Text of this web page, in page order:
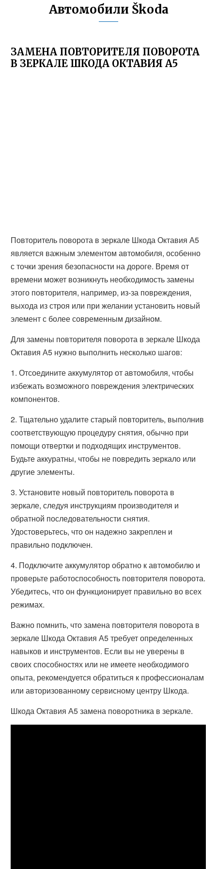
Автомобили Škoda
ЗАМЕНА ПОВТОРИТЕЛЯ ПОВОРОТА
В ЗЕРКАЛЕ ШКОДА ОКТАВИЯ А5
Повторитель поворота в зеркале Шкода Октавия А5
является важным элементом автомобиля, особенно
с точки зрения безопасности на дороге. Время от
времени может возникнуть необходимость замены
этого повторителя, например, из-за повреждения,
выхода из строя или при желании установить новый
элемент с более современным дизайном.
Для замены повторителя поворота в зеркале Шкода
Октавия А5 нужно выполнить несколько шагов:
1. Отсоедините аккумулятор от автомобиля, чтобы
избежать возможного повреждения электрических
компонентов.
2. Тщательно удалите старый повторитель, выполнив
соответствующую процедуру снятия, обычно при
помощи отвертки и подходящих инструментов.
Будьте аккуратны, чтобы не повредить зеркало или
другие элементы.
3. Установите новый повторитель поворота в
зеркале, следуя инструкциям производителя и
обратной последовательности снятия.
Удостоверьтесь, что он надежно закреплен и
правильно подключен.
4. Подключите аккумулятор обратно к автомобилю и
проверьте работоспособность повторителя поворота.
Убедитесь, что он функционирует правильно во всех
режимах.
Важно помнить, что замена повторителя поворота в
зеркале Шкода Октавия А5 требует определенных
навыков и инструментов. Если вы не уверены в
своих способностях или не имеете необходимого
опыта, рекомендуется обратиться к профессионалам
или авторизованному сервисному центру Шкода.
Шкода Октавия А5 замена поворотника в зеркале.